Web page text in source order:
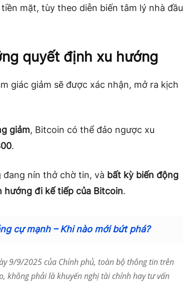
mặt, tùy theo diễn biến tâm lý nhà đầu
quyết định xu hướng
giác giảm sẽ được xác nhận, mở ra kịch
giảm, Bitcoin có thể đảo ngược xu
.
nín thở chờ tin, và bất kỳ biến động
hướng đi kế tiếp của Bitcoin.
cự mạnh – Khi nào mới bứt phá?
9/9/2025 của Chính phủ, toàn bộ thông tin trên
không phải là khuyến nghị tài chính hay tư vấn